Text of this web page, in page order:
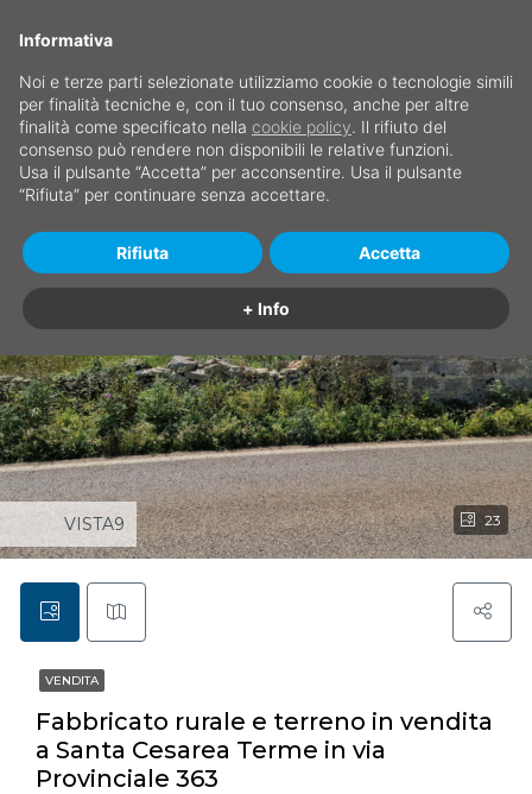
23
VISTA9
VENDITA
Fabbricato rurale e terreno in vendita
a Santa Cesarea Terme in via
Provinciale 363
Informativa
Noi e terze parti selezionate utilizziamo cookie o tecnologie simili
per finalità tecniche e, con il tuo consenso, anche per altre
finalità come specificato nella cookie policy. Il rifiuto del
consenso può rendere non disponibili le relative funzioni.
Usa il pulsante “Accetta” per acconsentire. Usa il pulsante
“Rifiuta” per continuare senza accettare.
+ Info
Rifiuta Accetta